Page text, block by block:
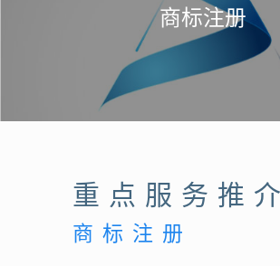
商标注册
重点服务推介
商标注册